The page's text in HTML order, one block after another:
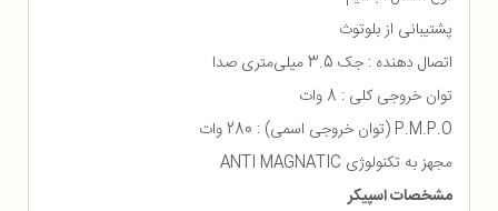
پشتیبانی از بلوتوث
اتصال دهنده : جک 3.5 میلی‌متری صدا
توان خروجی کلی : 8 وات
P.M.P.O (توان خروجی اسمی) : 280 وات
مجهز به تکنولوژی ANTI MAGNATIC
مشخصات اسپیکر